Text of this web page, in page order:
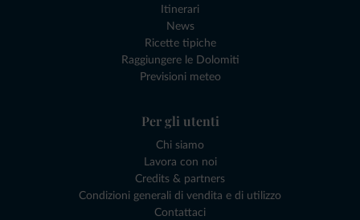
Itinerari
News
Ricette tipiche
Raggiungere le Dolomiti
Previsioni meteo
Per gli utenti
Chi siamo
Lavora con noi
Credits & partners
Condizioni generali di vendita e di utilizzo
Contattaci